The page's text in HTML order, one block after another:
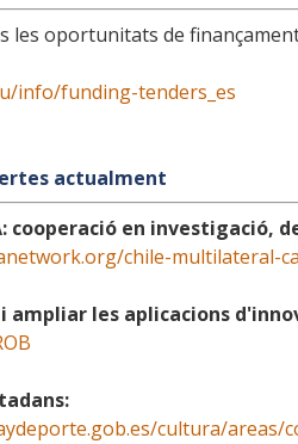
les oportunitats de
info/funding-tenders_es
actualment
cooperació en
chile-multilateral-
ampliar les aplicacions
cultura/areas/